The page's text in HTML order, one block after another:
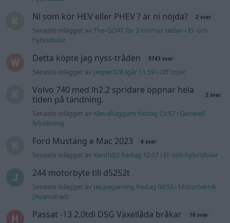
Ni som kör HEV eller PHEV ? är ni nöjda? 2 svar
Senaste inlägget avThe-GOAT för 2 timmar sedan i El- och
hybridbilar
Detta köpte jag nyss-tråden 9743 svar
Senaste inlägget av Jesper328 Igår 11:59 i Off topic
Volvo 740 med lh2.2 spridare öppnar hela
tiden på tändning.
2 svar
Senaste inlägget av KlevaRaggarn fredag 23:57 i Generell
felsökning
Ford Mustang e Mac 2023 4 svar
Senaste inlägget av KenthIJ2 fredag 12:37 i El- och hybridbilar
244 motorbyte till d5252t
Senaste inlägget av Jeppegaming fredag 00:53 i Motorteknik
(Avancerad)
Passat -13 2.0tdi DSG Växellåda bråkar 10 svar